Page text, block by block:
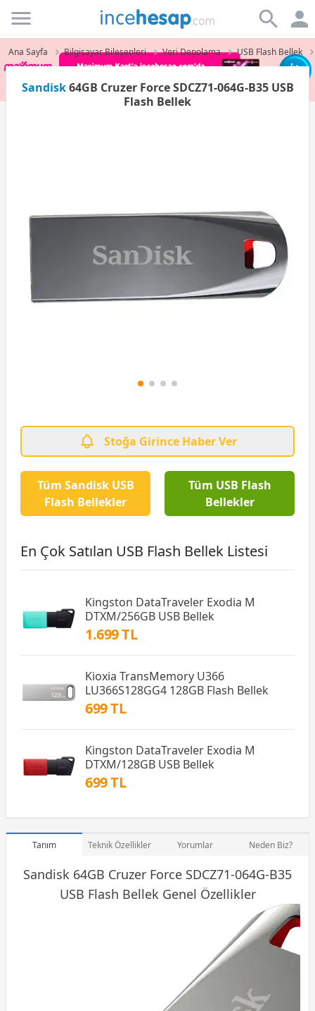
Incehesap
Ana Sayfa Bilgisayar Bileşenleri Veri Depolama USB Flash Bellek
Sandisk64GB Cruzer Force SDCZ71-064G-B35 USB
Flash Bellek
Stoğa Girince Haber Ver
Tüm Sandisk USB
Flash Bellekler
Tüm USB Flash
Bellekler
En Çok Satılan USB Flash Bellek Listesi
Kingston DataTraveler Exodia M
DTXM/256GB USB Bellek
1.699 TL
Kioxia TransMemory U366
LU366S128GG4 128GB Flash Bellek
699 TL
Kingston DataTraveler Exodia M
DTXM/128GB USB Bellek
699 TL
Tanım Teknik Özellikler Yorumlar Neden Biz?
Sandisk 64GB Cruzer Force SDCZ71-064G-B35
USB Flash BellekGenel Özellikler